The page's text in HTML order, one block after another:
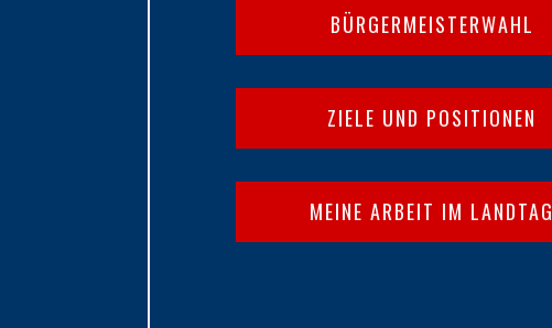
BÜRGERMEISTERWAHL
ZIELE UND POSITIONEN
MEINE ARBEIT IM LANDTAG